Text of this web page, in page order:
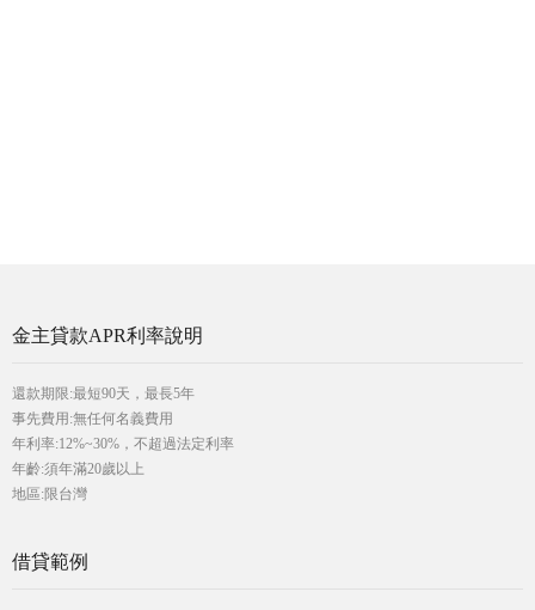
金主貸款APR利率說明
還款期限:最短90天，最長5年
事先費用:無任何名義費用
年利率:12%~30%，不超過法定利率
年齡:須年滿20歲以上
地區:限台灣
借貸範例